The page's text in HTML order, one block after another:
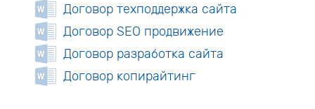
Договор техподдержка сайта
Договор SEO продвижение
Договор разработка сайта
Договор копирайтинг